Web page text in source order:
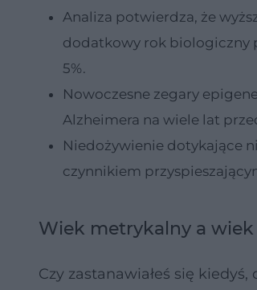
Analiza potwierdza, że
dodatkowy rok biologiczny
5%.
Nowoczesne zegary
Alzheimera na wiele lat
Niedożywienie dotykające
czynnikiem
Wiek metrykalny a
Czy zastanawiałeś się